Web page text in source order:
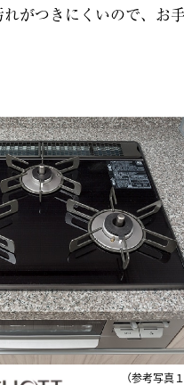
がつきにくいので、お
（参考写真１